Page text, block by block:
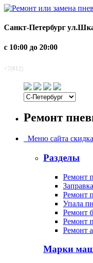
Санкт-Петербург
с 10:00 до 20:00
+7(812)
Ремонт
Меню сайта
Разделы
Ремонт
Ремонт
Упала
Ремонт
Ремонт
Ремонт
Марки